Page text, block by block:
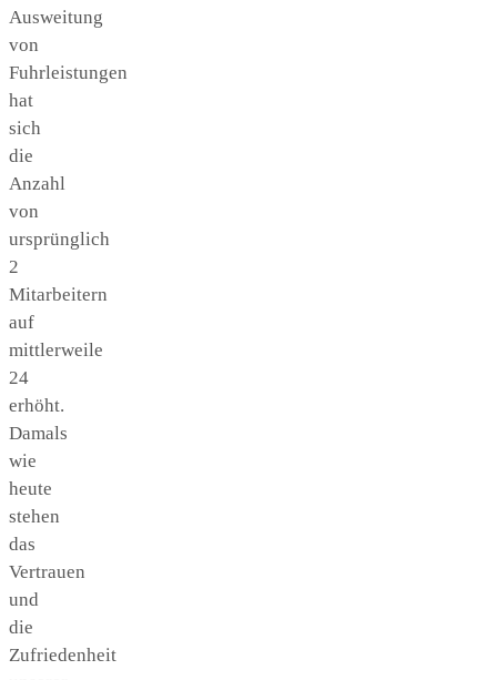
Ausweitung
von
Fuhrleistungen
hat
sich
die
Anzahl
von
ursprünglich
2
Mitarbeitern
auf
mittlerweile
24
erhöht.
Damals
wie
heute
stehen
das
Vertrauen
und
die
Zufriedenheit